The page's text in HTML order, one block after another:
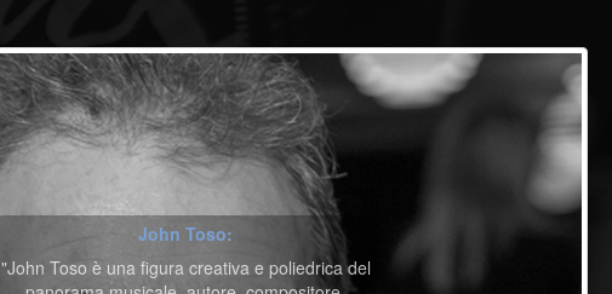
John Toso:
"John Toso è una figura creativa e poliedrica del